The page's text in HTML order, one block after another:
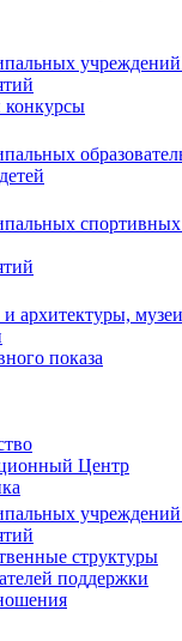
учреждений
конкурсы
архитектуры,
показа
Центр
структуры
поддержки